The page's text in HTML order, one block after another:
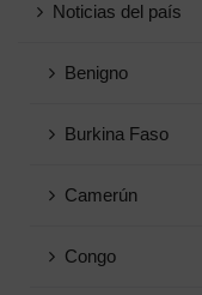
Noticias del país
Benigno
Burkina Faso
Camerún
Congo